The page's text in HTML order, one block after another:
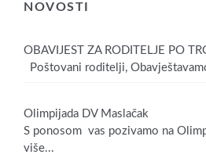
NOVOSTI
OBAVIJEST ZA RODITELJE PO
Poštovani roditelji,
Olimpijada DV Maslačak
S ponosom vas pozivamo na
više...